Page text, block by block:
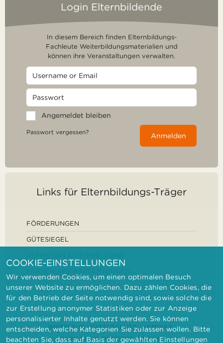
Login Elternbildende
In diesem Bereich finden Elternbildungs-
Fachleute Weiterbildungsmaterialien und
können ihre Veranstaltungen verwalten.
Angemeldet bleiben
Passwort vergessen? Anmelden
Links für Elternbildungs-Träger
FÖRDERUNGEN
GÜTESIEGEL
IMPRESSUM DATENSCHUTZ
KONTAKT
BARRIEREFREIHEITSERKLÄRUNG
COOKIE-EINSTELLUNGEN
Wir verwenden Cookies, um einen optimalen Besuch
unserer Website zu ermöglichen. Dazu zählen Cookies, die
für den Betrieb der Seite notwendig sind, sowie solche die
zur Erstellung anonymer Statistiken oder zur Anzeige
personalisierter Inhalte genutzt werden. Sie können
entscheiden, welche Kategorien Sie zulassen wollen. Bitte
beachten Sie, dass auf Basis der gewählten Einstellungen